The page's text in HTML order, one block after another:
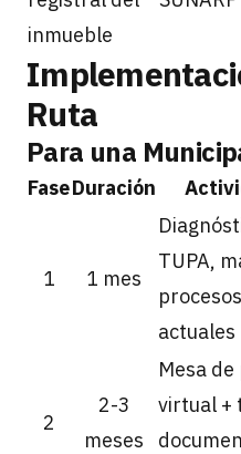
inmueble
Ruta
Para una
FaseDuración
1 1 mes
TUPA,
procesos
actuales
2
2-3
meses
Mesa
virtual +